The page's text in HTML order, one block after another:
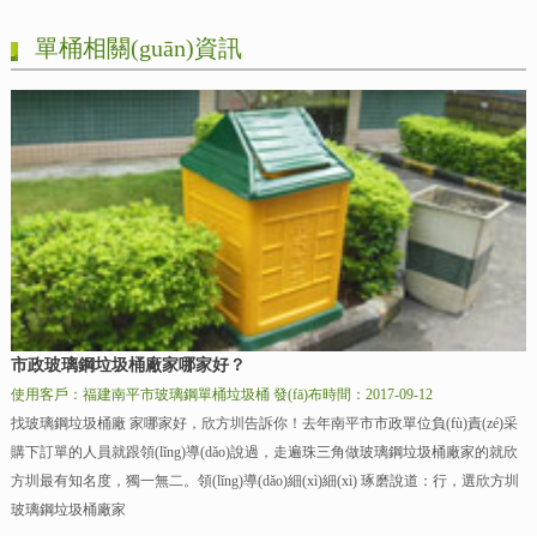
單桶相關(guān)資訊
市政玻璃鋼垃圾桶廠家哪家好？
使用客戶：福建南平市玻璃鋼單桶垃圾桶 發(fā)布時間：2017-09-12
找玻璃鋼垃圾桶廠 家哪家好，欣方圳告訴你！去年南平市市政單位負(fù)責(zé)采
購下訂單的人員就跟領(lǐng)導(dǎo)說過，走遍珠三角做玻璃鋼垃圾桶廠家的就欣
方圳最有知名度，獨一無二。領(lǐng)導(dǎo)細(xì)細(xì) 琢磨說道：行，選欣方圳
玻璃鋼垃圾桶廠家